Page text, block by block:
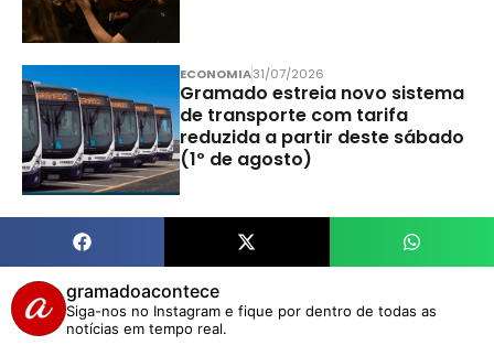
ECONOMIA31/07/2026
Gramado estreia novo sistema
de transporte com tarifa
reduzida a partir deste sábado
(1º de agosto)
gramadoacontece
Siga-nos no Instagram e fique por dentro de todas as
notícias em tempo real.